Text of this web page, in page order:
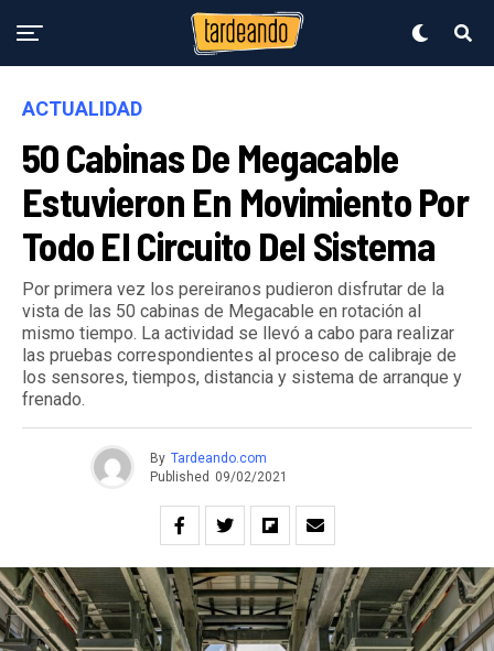
ACTUALIDAD
50 Cabinas De Megacable
Estuvieron En Movimiento Por
Todo El Circuito Del Sistema
Por primera vez los pereiranos pudieron disfrutar de la
vista de las 50 cabinas de Megacable en rotación al
mismo tiempo. La actividad se llevó a cabo para realizar
las pruebas correspondientes al proceso de calibraje de
los sensores, tiempos, distancia y sistema de arranque y
frenado.
By Tardeando.com
Published 09/02/2021